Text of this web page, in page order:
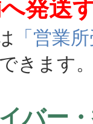
発送
「営業
きます
イバー